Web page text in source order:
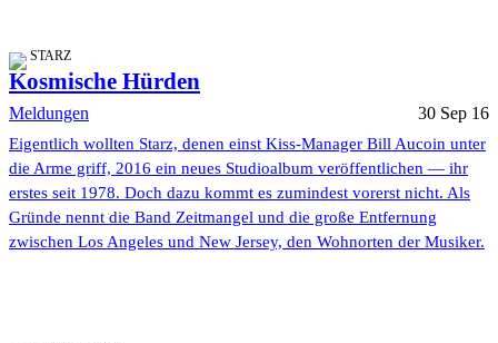
STARZ
Kosmische Hürden
Meldungen 30 Sep 16
Eigentlich wollten Starz, denen einst Kiss-Manager Bill Aucoin unter
die Arme griff, 2016 ein neues Studioalbum veröffentlichen — ihr
erstes seit 1978. Doch dazu kommt es zumindest vorerst nicht. Als
Gründe nennt die Band Zeitmangel und die große Entfernung
zwischen Los Angeles und New Jersey, den Wohnorten der Musiker.